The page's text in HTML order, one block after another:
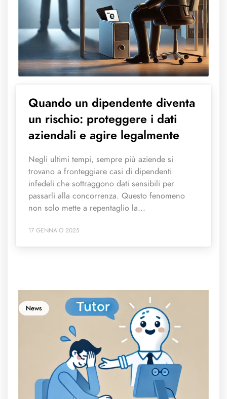
Quando un dipendente diventa
un rischio: proteggere i dati
aziendali e agire legalmente
Negli ultimi tempi, sempre più aziende si
trovano a fronteggiare casi di dipendenti
infedeli che sottraggono dati sensibili per
passarli alla concorrenza. Questo fenomeno
non solo mette a repentaglio la...
17 GENNAIO 2025
News